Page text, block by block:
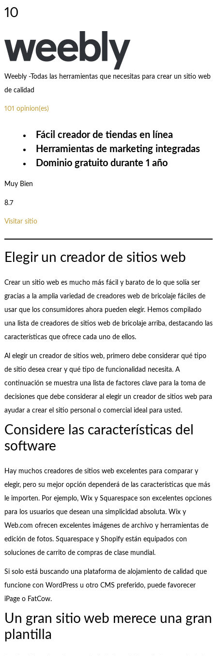
10
Weebly -Todas las herramientas que necesitas para crear un sitio web
de calidad
101 opinion(es)
Fácil creador de tiendas en línea
Herramientas de marketing integradas
Dominio gratuito durante 1 año
Muy Bien
8.7
Visitar sitio
Elegir un creador de sitios web
Crear un sitio web es mucho más fácil y barato de lo que solía ser
gracias a la amplia variedad de creadores web de bricolaje fáciles de
usar que los consumidores ahora pueden elegir. Hemos compilado
una lista de creadores de sitios web de bricolaje arriba, destacando las
características que ofrece cada uno de ellos.
Al elegir un creador de sitios web, primero debe considerar qué tipo
de sitio desea crear y qué tipo de funcionalidad necesita. A
continuación se muestra una lista de factores clave para la toma de
decisiones que debe considerar al elegir un creador de sitios web para
ayudar a crear el sitio personal o comercial ideal para usted.
Considere las características del
software
Hay muchos creadores de sitios web excelentes para comparar y
elegir, pero su mejor opción dependerá de las características que más
le importen. Por ejemplo, Wix y Squarespace son excelentes opciones
para los usuarios que desean una simplicidad absoluta. Wix y
Web.com ofrecen excelentes imágenes de archivo y herramientas de
edición de fotos. Squarespace y Shopify están equipados con
soluciones de carrito de compras de clase mundial.
Si solo está buscando una plataforma de alojamiento de calidad que
funcione con WordPress u otro CMS preferido, puede favorecer
iPage o FatCow.
Un gran sitio web merece una gran
plantilla